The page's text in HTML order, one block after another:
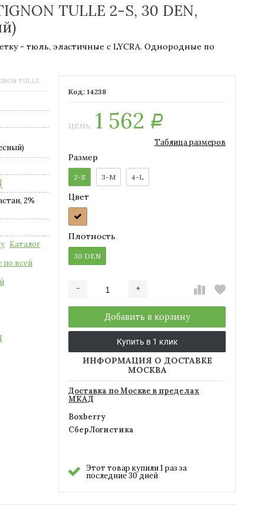
TULLE 2-S, 30 DEN,
- тюль, эластичные с LYCRA. Однородные по
14238
ЦЕНА: 1 562 Р
Таблица размеров
Размер
2-S 3-M 4-L
Цвет
Плотность
30 DEN
- +
Добавить в корзину
Купить в 1 клик
ИНФОРМАЦИЯ О ДОСТАВКЕ
МОСКВА
Доставка по Москве в пределах
МКАД
Boxberry
СберЛогистика
Этот товар купили 1 раз за
последние 30 дней
TULLE
2%
Каталог
по всей